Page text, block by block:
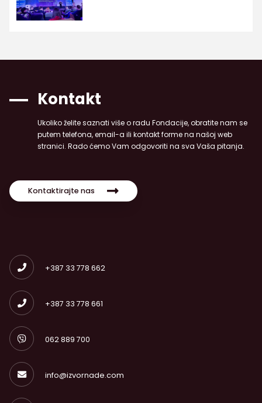
Kontakt
Ukoliko želite saznati više o radu Fondacije, obratite nam se
putem telefona, email-a ili kontakt forme na našoj web
stranici. Rado ćemo Vam odgovoriti na sva Vaša pitanja.
Kontaktirajte nas
+387 33 778 662
+387 33 778 661
062 889 700
info@izvornade.com